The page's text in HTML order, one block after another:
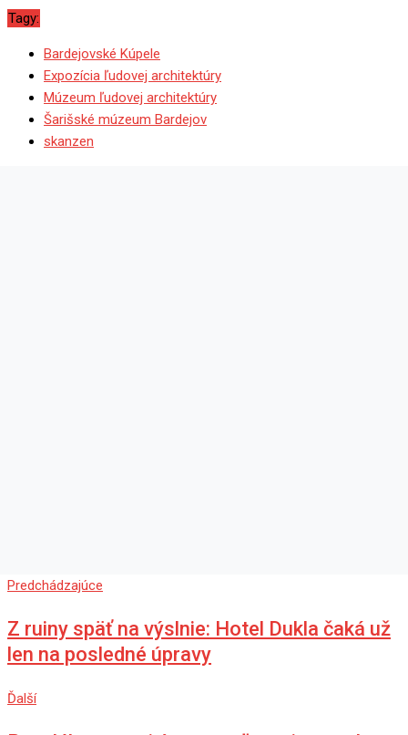
Tagy:
Bardejovské Kúpele
Expozícia ľudovej architektúry
Múzeum ľudovej architektúry
Šarišské múzeum Bardejov
skanzen
Predchádzajúce
Z ruiny späť na výslnie: Hotel Dukla čaká už
len na posledné úpravy
Ďalší